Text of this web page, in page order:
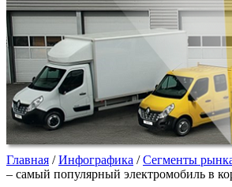
Главная /Инфографика /Сегменты
– самый популярный электромобиль в